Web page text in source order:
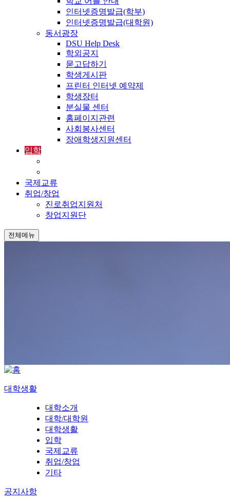
인터넷증명발급(학부)
인터넷증명발급(대학원)
동서광장
DSU Help Desk
학외공지
묻고답하기
학생게시판
프린터 인터넷 예약제
학생장터
분실물 센터
홈페이지관련
사회봉사센터
장애학생지원센터
입학
국제교류
취업/창업
진로취업지원처
창업지원단
전체메뉴
대학생활
대학소개
대학/대학원
대학생활
입학
국제교류
취업/창업
기타
공지사항